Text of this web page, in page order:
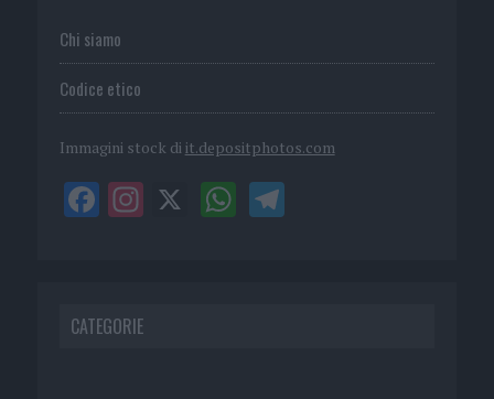
Chi siamo
Codice etico
Immagini stock di it.depositphotos.com
CATEGORIE